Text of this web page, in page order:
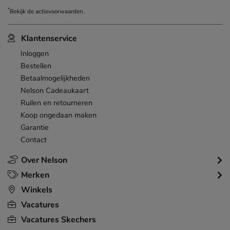
Over Nelson
Klantenservice
Inloggen
Bestellen
Betaalmogelijkheden
Nelson Cadeaukaart
Ruilen en retourneren
Koop ongedaan maken
Garantie
Contact
Merken
Winkels
Vacatures
Vacatures Skechers
*Bekijk deactievoorwaarden.